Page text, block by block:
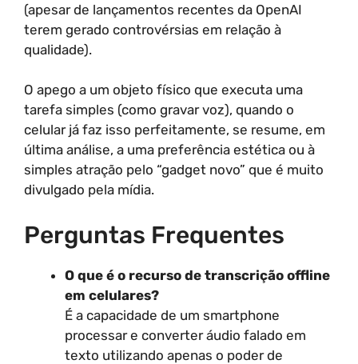
(apesar de lançamentos recentes da OpenAI
terem gerado controvérsias em relação à
qualidade).
O apego a um objeto físico que executa uma
tarefa simples (como gravar voz), quando o
celular já faz isso perfeitamente, se resume, em
última análise, a uma preferência estética ou à
simples atração pelo “gadget novo” que é muito
divulgado pela mídia.
Perguntas Frequentes
O que é o recurso de transcrição offline
em celulares?
É a capacidade de um smartphone
processar e converter áudio falado em
texto utilizando apenas o poder de